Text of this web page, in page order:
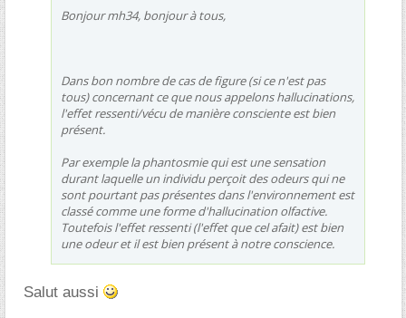
Bonjour mh34, bonjour à tous,
Dans bon nombre de cas de figure (si ce n'est pas
tous) concernant ce que nous appelons hallucinations,
l'effet ressenti/vécu de manière consciente est bien
présent.
Par exemple la phantosmie qui est une sensation
durant laquelle un individu perçoit des odeurs qui ne
sont pourtant pas présentes dans l'environnement est
classé comme une forme d'hallucination olfactive.
Toutefois l'effet ressenti (l'effet que cel afait) est bien
une odeur et il est bien présent à notre conscience.
Salut aussi